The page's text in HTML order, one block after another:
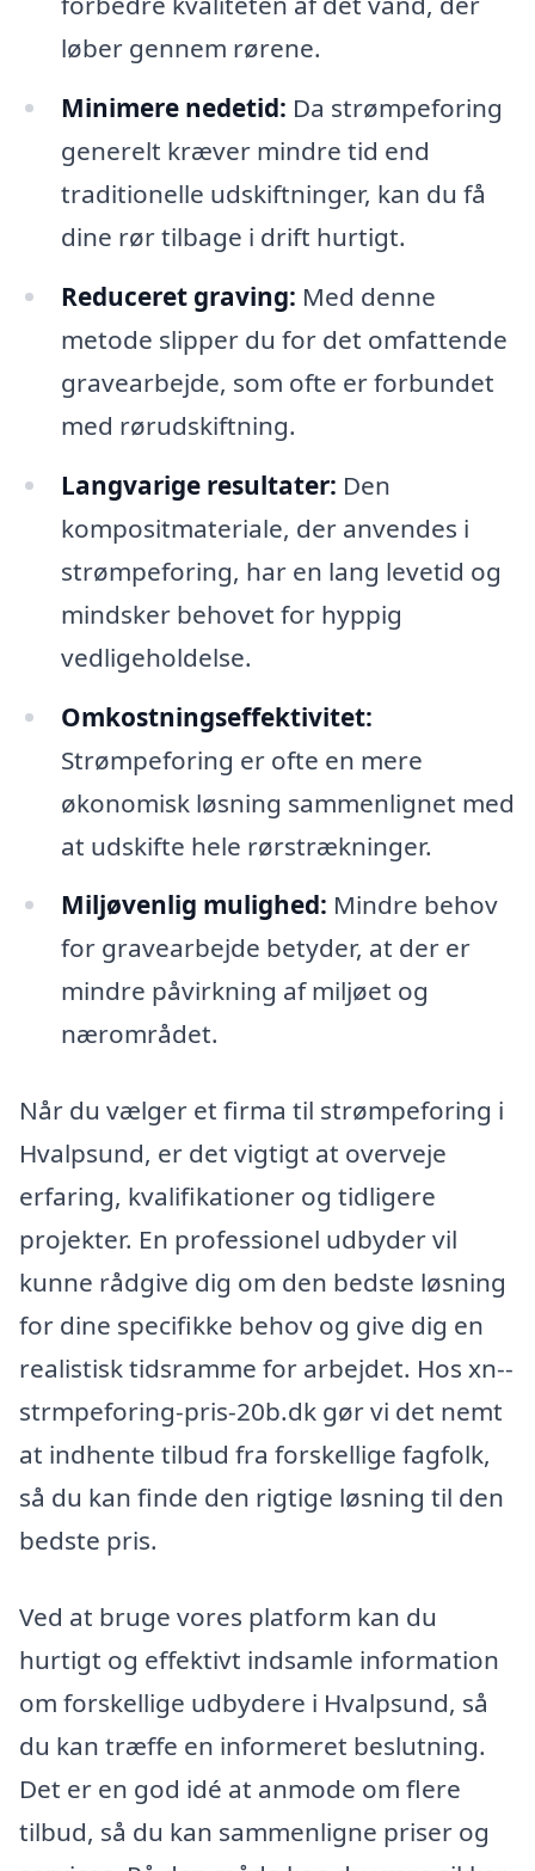
løber gennem rørene.
Minimere nedetid: Da strømpeforing
generelt kræver mindre tid end
traditionelle udskiftninger, kan du få
dine rør tilbage i drift hurtigt.
Reduceret graving: Med denne
metode slipper du for det omfattende
gravearbejde, som ofte er forbundet
med rørudskiftning.
Langvarige resultater: Den
kompositmateriale, der anvendes i
strømpeforing, har en lang levetid og
mindsker behovet for hyppig
vedligeholdelse.
Omkostningseffektivitet:
Strømpeforing er ofte en mere
økonomisk løsning sammenlignet med
at udskifte hele rørstrækninger.
Miljøvenlig mulighed: Mindre behov
for gravearbejde betyder, at der er
mindre påvirkning af miljøet og
nærområdet.
Når du vælger et firma til strømpeforing i
Hvalpsund, er det vigtigt at overveje
erfaring, kvalifikationer og tidligere
projekter. En professionel udbyder vil
kunne rådgive dig om den bedste løsning
for dine specifikke behov og give dig en
realistisk tidsramme for arbejdet. Hos xn--
strmpeforing-pris-20b.dk gør vi det nemt
at indhente tilbud fra forskellige fagfolk,
så du kan finde den rigtige løsning til den
bedste pris.
Ved at bruge vores platform kan du
hurtigt og effektivt indsamle information
om forskellige udbydere i Hvalpsund, så
du kan træffe en informeret beslutning.
Det er en god idé at anmode om flere
tilbud, så du kan sammenligne priser og